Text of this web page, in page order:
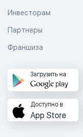
Инвесторам
Партнеры
Франшиза
Загрузить на
Доступно в
App Store